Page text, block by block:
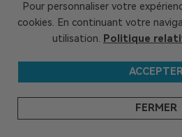
Lecture vidéo 4K :
accélération matérielle
80 UE : Acceptable
d’édition basiques
96 UE : environ 15
Pour personnaliser votre
cookies. En continuant votre
utilisation. Politique
FERMER